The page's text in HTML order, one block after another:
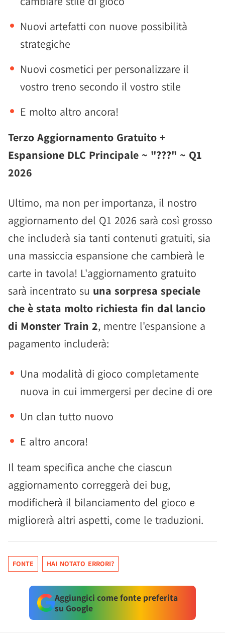
Nuovi artefatti con nuove possibilità
strategiche
Nuovi cosmetici per personalizzare il
vostro treno secondo il vostro stile
E molto altro ancora!
Terzo Aggiornamento Gratuito +
Espansione DLC Principale ~ "???" ~ Q1
2026
Ultimo, ma non per importanza, il nostro
aggiornamento del Q1 2026 sarà così grosso
che includerà sia tanti contenuti gratuiti, sia
una massiccia espansione che cambierà le
carte in tavola! L'aggiornamento gratuito
sarà incentrato su una sorpresa speciale
che è stata molto richiesta fin dal lancio
di Monster Train 2, mentre l'espansione a
pagamento includerà:
Una modalità di gioco completamente
nuova in cui immergersi per decine di ore
Un clan tutto nuovo
E altro ancora!
Il team specifica anche che ciascun
aggiornamento correggerà dei bug,
modificherà il bilanciamento del gioco e
migliorerà altri aspetti, come le traduzioni.
FONTE HAI NOTATO ERRORI?
Aggiungici come fonte preferita
su Google